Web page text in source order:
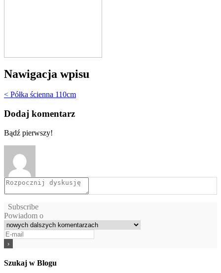
Nawigacja wpisu
< Półka ścienna 110cm
Dodaj komentarz
Bądź pierwszy!
Subscribe
Powiadom o
Szukaj w Blogu